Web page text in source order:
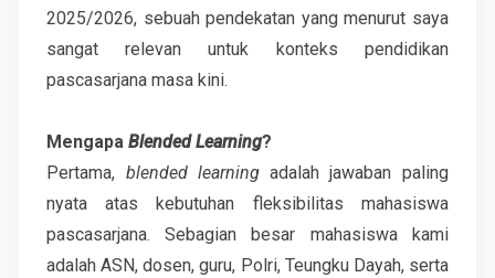
2025/2026, sebuah pendekatan yang menurut saya
sangat relevan untuk konteks pendidikan
pascasarjana masa kini.
MengapaBlended Learning?
Pertama, blended learningadalah jawaban paling
nyata atas kebutuhan fleksibilitas mahasiswa
pascasarjana. Sebagian besar mahasiswa kami
adalah ASN, dosen, guru, Polri, Teungku Dayah, serta